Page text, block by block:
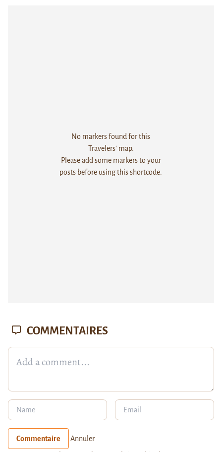
No markers found for this
Travelers' map.
Please add some markers to your
posts before using this shortcode.
COMMENTAIRES
Commentaire Annuler